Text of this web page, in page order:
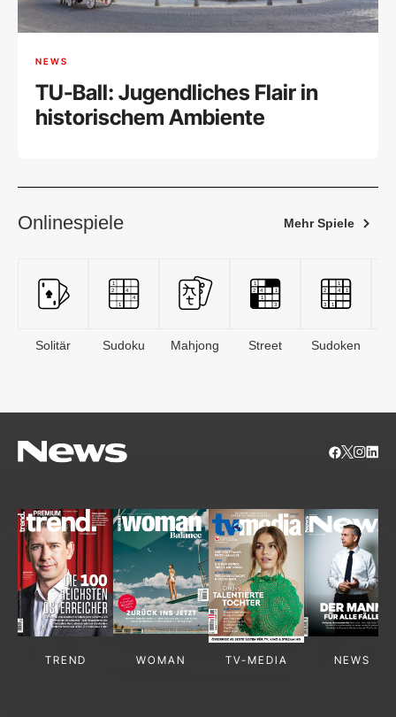
NEWS
TU-Ball: Jugendliches Flair in
historischem Ambiente
Onlinespiele Mehr Spiele
Solitär Sudoku Mahjong Street Sudoken
TREND WOMAN TV-MEDIA NEWS